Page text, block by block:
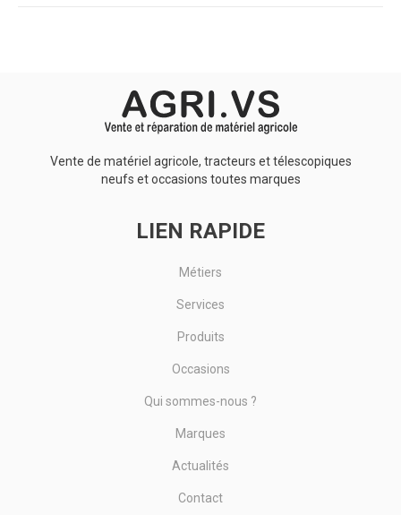
Vente de matériel agricole, tracteurs et télescopiques
neufs et occasions toutes marques
LIEN RAPIDE
Métiers
Services
Produits
Occasions
Qui sommes-nous ?
Marques
Actualités
Contact